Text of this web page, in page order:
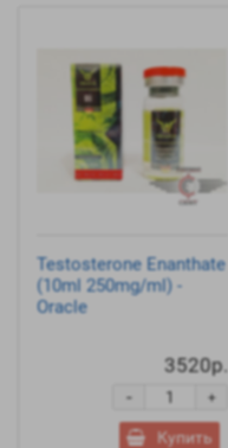
Testosterone Enanthate
(10ml 250mg/ml) -
Oracle
3520р.
+
-
Купить